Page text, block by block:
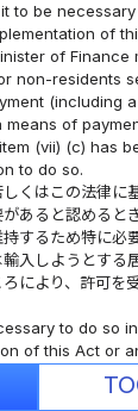
to be
of
of Finance
non-residents
(including
of
(vii) (c) has
to do so.
くはこの法律に
あると認めると
するため特に必
入しようとする
により、許可を
to do so
of this Act or
be particularly
in the